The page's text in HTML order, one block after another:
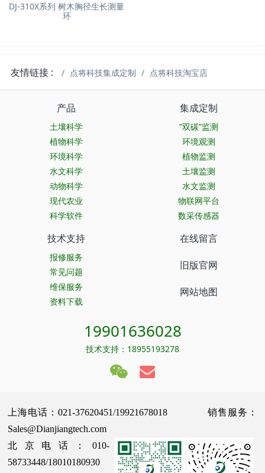
DJ-310X系列 树木胸径生长测量
环
友情链接 : 点将科技集成定制 点将科技淘宝店
产品
土壤科学
植物科学
环境科学
水文科学
动物科学
现代农业
科学软件
集成定制
“双碳”监测
环境观测
植物监测
土壤监测
水文监测
物联网平台
数采传感器
技术支持
报修服务
常见问题
维保服务
资料下载
在线留言
旧版官网
网站地图
19901636028
技术支持：18955193278
上海电话：021-37620451/19921678018 销售服务：
Sales@Dianjiangtech.com
北京电话：010-
58733448/18010180930